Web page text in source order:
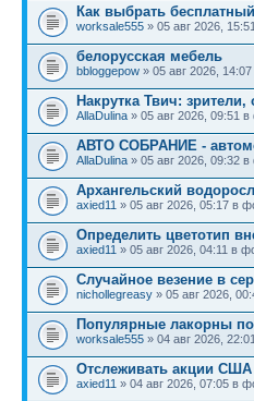
Как выбрать
worksale555 » 05 авг 2026,
белорусская мебель
bbloggepow » 05 авг 2026,
Накрутка Твич:
AllaDulina » 05 авг 2026, 09:51
АВТО СОБРАНИЕ -
AllaDulina » 05 авг 2026, 09:32
Архангельский
axied11 » 05 авг 2026, 05:17 в
Определить цветотип
axied11 » 05 авг 2026, 04:11 в
Случайное везение в
nichollegreasy » 05 авг 2026,
Популярные лакорны
worksale555 » 04 авг 2026,
Отслеживать акции США
axied11 » 04 авг 2026, 07:05 в